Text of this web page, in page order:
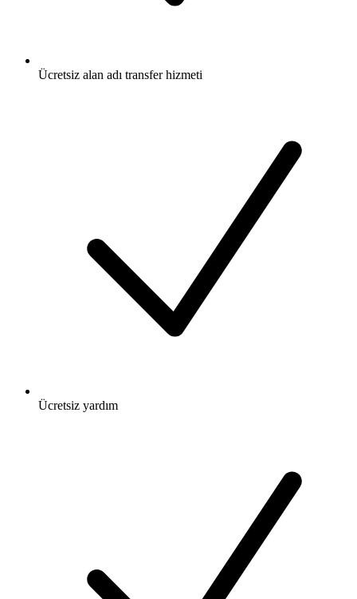
Ücretsiz alan adı transfer hizmeti
Ücretsiz yardım